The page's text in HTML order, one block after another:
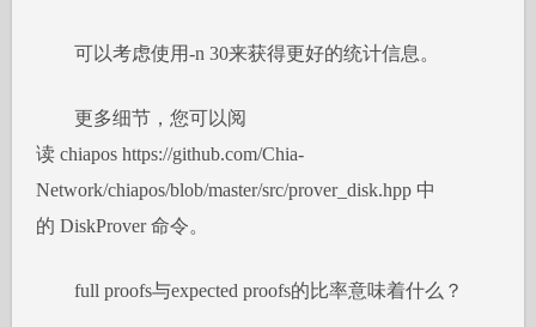
可以考虑使用-n 30来获得更好的统计信息。
更多细节，您可以阅
读 chiapos https://github.com/Chia-
Network/chiapos/blob/master/src/prover_disk.hpp 中
的 DiskProver 命令。
full proofs与expected proofs的比率意味着什么？